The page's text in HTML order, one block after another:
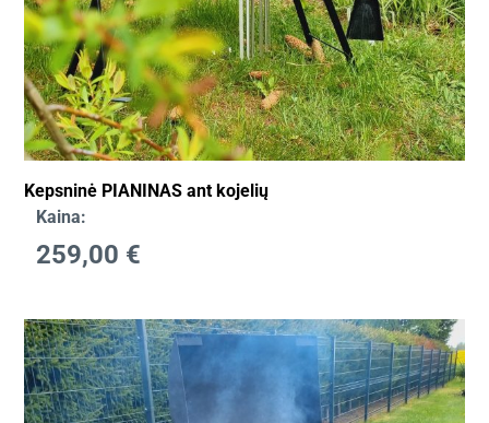
Kepsninė PIANINAS ant kojelių
Kaina:
259,00 €